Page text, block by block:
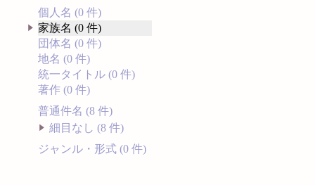
個人名 (0 件)
家族名 (0 件)
団体名 (0 件)
地名 (0 件)
統一タイトル (0 件)
著作 (0 件)
普通件名 (8 件)
細目なし (8 件)
ジャンル・形式 (0 件)